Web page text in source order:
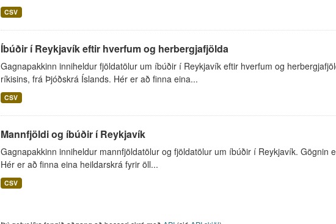
CSV
Íbúðir í Reykjavík eftir hverfum og herbergjafjölda
Gagnapakkinn inniheldur fjöldatölur um íbúðir í Reykjavík eftir hverfum og
ríkisins, frá Þjóðskrá Íslands. Hér er að finna eina...
CSV
Mannfjöldi og íbúðir í Reykjavík
Gagnapakkinn inniheldur mannfjöldatölur og fjöldatölur um íbúðir í Reykjavík. Gögnin
Hér er að finna eina heildarskrá fyrir öll...
CSV